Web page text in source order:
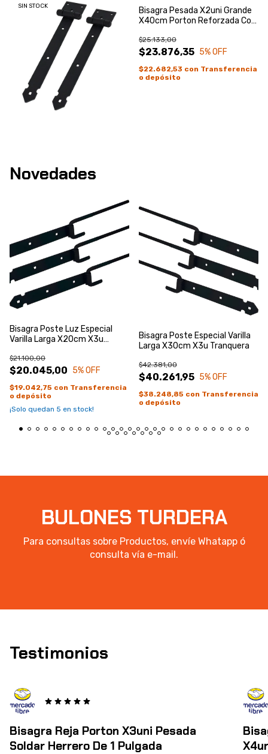
SIN STOCK
Bisagra Pesada X2uni Grande
X40cm Porton Reforzada Con
$23.876,35
$25.133,00
5% OFF
$22.682,53 con Transferencia
o depósito
Novedades
Bisagra Poste Luz Especial
Varilla Larga X20cm X3u
$20.045,00
$21.100,00
5% OFF
$19.042,75 con Transferencia
o depósito
¡Solo quedan 5 en stock!
Bisagra Poste Especial Varilla
Larga X30cm X3u Tranquera
$40.261,95
$42.381,00
5% OFF
$38.248,85 con Transferencia
o depósito
BULONES TURDERA
Para consultas sobre Productos, envíe Whatapp ó
consulta vía e-mail.
Testimonios
Bisagra Reja Porton X3uni Pesada
Soldar Herrero De 1 Pulgada